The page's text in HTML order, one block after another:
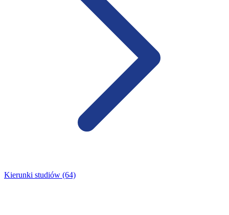
Kierunki studiów (64)